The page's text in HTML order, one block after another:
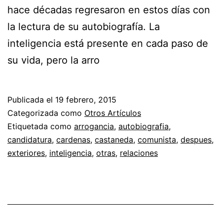
hace décadas regresaron en estos días con
la lectura de su autobiografía. La
inteligencia está presente en cada paso de
su vida, pero la arro
Publicada el 19 febrero, 2015
Categorizada como Otros Artículos
Etiquetada como arrogancia, autobiografia,
candidatura, cardenas, castaneda, comunista, despues,
exteriores, inteligencia, otras, relaciones